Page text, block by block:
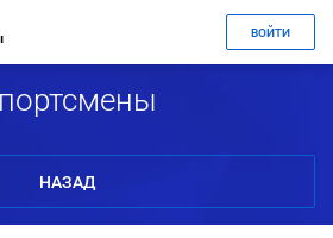
ВОЙТИ
НАЗАД